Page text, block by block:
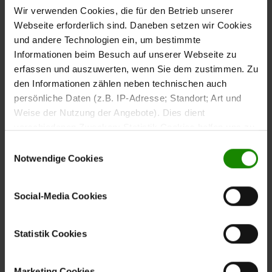
Wir verwenden Cookies, die für den Betrieb unserer
Webseite erforderlich sind. Daneben setzen wir Cookies
und andere Technologien ein, um bestimmte
Informationen beim Besuch auf unserer Webseite zu
erfassen und auszuwerten, wenn Sie dem zustimmen. Zu
den Informationen zählen neben technischen auch
persönliche Daten (z.B. IP-Adresse; Standort; Art und
Weise der Nutzung der Angebote). Dies dient
nutzen, indem sie Informationen sammeln und sie
anonymisiert für statistische Zwecke auszuwerten.
Marketing Cookies helfen uns, Ihnen personalisierte
Werbung anzuzeigen. Social-Media-Cookies ermöglichen
um Inhalte und Werbung innerhalb Ihrer Netzwerke
Notwendige Cookies
Social-Media Cookies
Statistik Cookies
Wohnlandschaft: Du gestaltest, wie’s zu dir passt. Und
das Beste? Mit optionaler Sitztiefenverstellung,
motorischem Sitzvorzug und verstellbaren Kopfstützen
bietet sie Entspannung auf einem ganz neuen Level.
Jetzt entdecken!